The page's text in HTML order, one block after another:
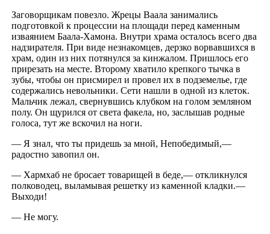
Заговорщикам повезло. Жрецы Ваала занимались
подготовкой к процессии на площади перед каменным
изваянием Баала-Хамона. Внутри храма осталось всего два
надзирателя. При виде незнакомцев, дерзко ворвавшихся в
храм, один из них потянулся за кинжалом. Пришлось его
прирезать на месте. Второму хватило крепкого тычка в
зубы, чтобы он присмирел и провел их в подземелье, где
содержались невольники. Сети нашли в одной из клеток.
Мальчик лежал, свернувшись клубком на голом земляном
полу. Он щурился от света факела, но, заслышав родные
голоса, тут же вскочил на ноги.
— Я знал, что ты придешь за мной, Непобедимый,—
радостно завопил он.
— Хармхаб не бросает товарищей в беде,— откликнулся
полководец, выламывая решетку из каменной кладки.—
Выходи!
— Не могу.